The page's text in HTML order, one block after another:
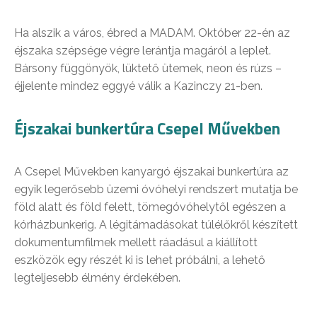
Ha alszik a város, ébred a MADAM. Október 22-én az
éjszaka szépsége végre lerántja magáról a leplet.
Bársony függönyök, lüktető ütemek, neon és rúzs –
éjjelente mindez eggyé válik a Kazinczy 21-ben.
Éjszakai bunkertúra Csepel Művekben
A Csepel Művekben kanyargó éjszakai bunkertúra az
egyik legerősebb üzemi óvóhelyi rendszert mutatja be
föld alatt és föld felett, tömegóvóhelytől egészen a
kórházbunkerig. A légitámadásokat túlélőkről készített
dokumentumfilmek mellett ráadásul a kiállított
eszközök egy részét ki is lehet próbálni, a lehető
legteljesebb élmény érdekében.